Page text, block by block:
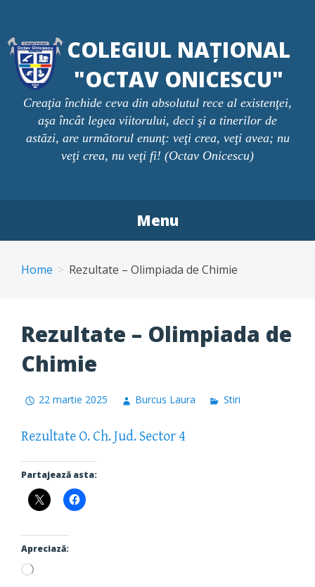
content
COLEGIUL NAȚIONAL
"OCTAV ONICESCU"
Creaţia închide ceva din absolutul rece al existenţei,
aşa încât legea viitorului, deci şi a tinerilor de
astăzi, are următorul enunţ: veţi crea, veţi avea; nu
veţi crea, nu veţi fi! (Octav Onicescu)
Menu
Home Rezultate – Olimpiada de Chimie
Rezultate – Olimpiada de
Chimie
22 martie 2025 Burcus Laura Stiri
Rezultate O. Ch. Jud. Sector 4
Partajează asta:
Apreciază:
Încarc...